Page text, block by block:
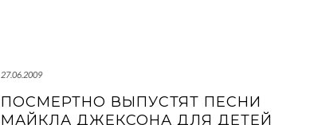
27.06.2009
ПОСМЕРТНО ВЫПУСТЯТ ПЕСНИ
МАЙКЛА ДЖЕКСОНА ДЛЯ ДЕТЕЙ